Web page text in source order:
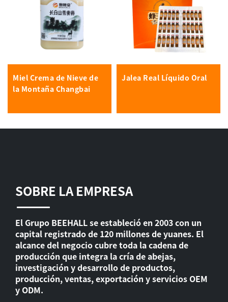
Miel Crema de Nieve de
la Montaña Changbai
Jalea Real Líquido Oral
SOBRE LA EMPRESA
El Grupo BEEHALL se estableció en 2003 con un
capital registrado de 120 millones de yuanes. El
alcance del negocio cubre toda la cadena de
producción que integra la cría de abejas,
investigación y desarrollo de productos,
producción, ventas, exportación y servicios OEM
y ODM.